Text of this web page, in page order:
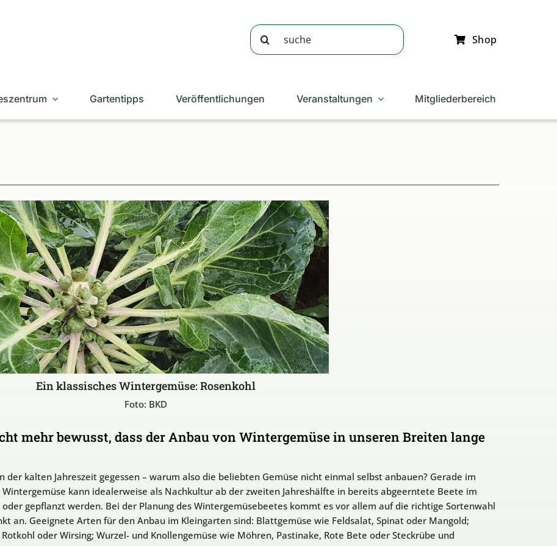
Suche
nach:
Shop
Gartentipps Veröffentlichungen Veranstaltungen Mitgliederbereich
Ein klassisches Wintergemüse: Rosenkohl
Foto: BKD
mehr bewusst, dass der Anbau von Wintergemüse in unseren Breiten lange
der kalten Jahreszeit gegessen – warum also die beliebten Gemüse nicht einmal selbst anbauen? Gerade im
kann idealerweise als Nachkultur ab der zweiten Jahreshälfte in bereits abgeerntete Beete im
gepflanzt werden. Bei der Planung des Wintergemüsebeetes kommt es vor allem auf die richtige Sortenwahl
an. Geeignete Arten für den Anbau im Kleingarten sind: Blattgemüse wie Feldsalat, Spinat oder Mangold;
oder Wirsing; Wurzel- und Knollengemüse wie Möhren, Pastinake, Rote Bete oder Steckrübe und